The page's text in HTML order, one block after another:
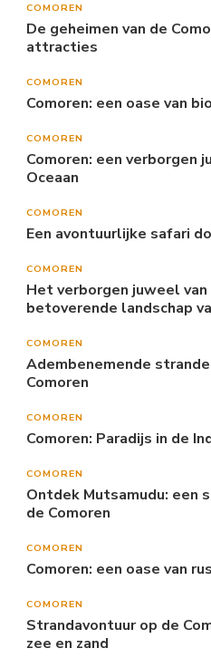
COMOREN
De geheimen van de
attracties
COMOREN
Comoren: een oase van
COMOREN
Comoren: een verborgen
Oceaan
COMOREN
Een avontuurlijke safari
COMOREN
Het verborgen juweel
betoverende landschap
COMOREN
Adembenemende
Comoren
COMOREN
Comoren: Paradijs in de
COMOREN
Ontdek Mutsamudu:
de Comoren
COMOREN
Comoren: een oase van
COMOREN
Strandavontuur op de
zee en zand